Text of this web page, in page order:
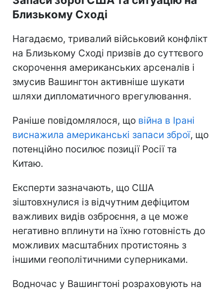
Близькому Сході
Нагадаємо, тривалий військовий конфлікт
на Близькому Сході призвів до суттєвого
скорочення американських арсеналів і
змусив Вашингтон активніше шукати
шляхи дипломатичного врегулювання.
Раніше повідомлялося, що війна в Ірані
виснажила американські запаси зброї, що
потенційно посилює позиції Росії та
Китаю.
Експерти зазначають, що США
зіштовхнулися із відчутним дефіцитом
важливих видів озброєння, а це може
негативно вплинути на їхню готовність до
можливих масштабних протистоянь з
іншими геополітичними суперниками.
Водночас у Вашингтоні розраховують на